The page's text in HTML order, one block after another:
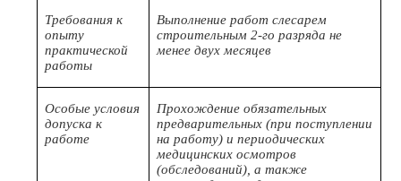
Требования к
опыту
практической
работы
Выполнение работ слесарем
строительным 2-го разряда не
менее двух месяцев
Особые условия
допуска к
работе
Прохождение обязательных
предварительных (при поступлении
на работу) и периодических
медицинских осмотров
(обследований), а также